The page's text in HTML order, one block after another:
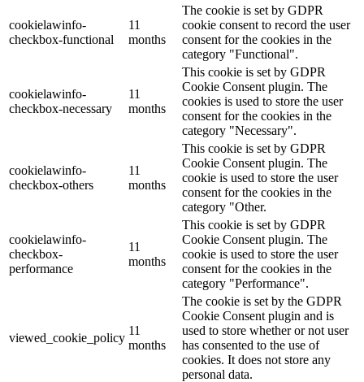
cookielawinfo-
checkbox-functional
11
months
The cookie is set by GDPR
cookie consent to record the user
consent for the cookies in the
category "Functional".
cookielawinfo-
checkbox-necessary
11
months
This cookie is set by GDPR
Cookie Consent plugin. The
cookies is used to store the user
consent for the cookies in the
category "Necessary".
cookielawinfo-
checkbox-others
11
months
This cookie is set by GDPR
Cookie Consent plugin. The
cookie is used to store the user
consent for the cookies in the
category "Other.
cookielawinfo-
checkbox-
performance
11
months
This cookie is set by GDPR
Cookie Consent plugin. The
cookie is used to store the user
consent for the cookies in the
category "Performance".
viewed_cookie_policy
11
months
The cookie is set by the GDPR
Cookie Consent plugin and is
used to store whether or not user
has consented to the use of
cookies. It does not store any
personal data.